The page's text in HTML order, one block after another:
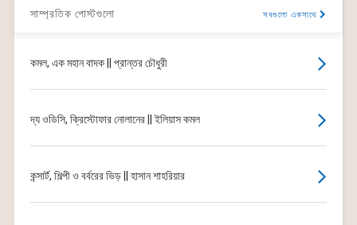
সাম্প্রতিক পোস্টগুলো সবগুলো একসাথে
কমল, এক মহান বাদক || প্রান্তর চৌধুরী
দ্য ওডিসি, ক্রিস্টোফার নোলানের || ইলিয়াস কমল
কন্সার্ট, শিল্পী ও বর্বরের ভিড় || হাসান শাহরিয়ার